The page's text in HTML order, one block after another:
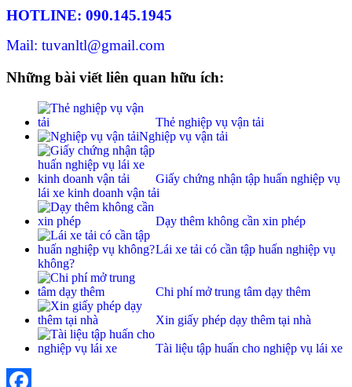
HOTLINE: 090.145.1945
Mail: tuvanltl@gmail.com
Những bài viết liên quan hữu ích:
Thẻ nghiệp vụ vận tải
Nghiệp vụ vận tải
Giấy chứng nhận tập huấn nghiệp vụ
lái xe kinh doanh vận tải
Dạy thêm không cần xin phép
Lái xe tải có cần tập huấn nghiệp vụ
không?
Chi phí mở trung tâm dạy thêm
Xin giấy phép dạy thêm tại nhà
Tài liệu tập huấn cho nghiệp vụ lái xe